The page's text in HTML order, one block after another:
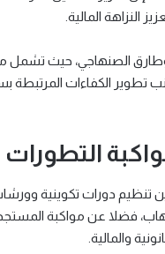
النزاهة المالية.
الصنهاجي، حيث تشمل
تطوير الكفاءات المرتبطة
التطورات
تنظيم دورات تكوينية
فضلا عن مواكبة
والمالية.